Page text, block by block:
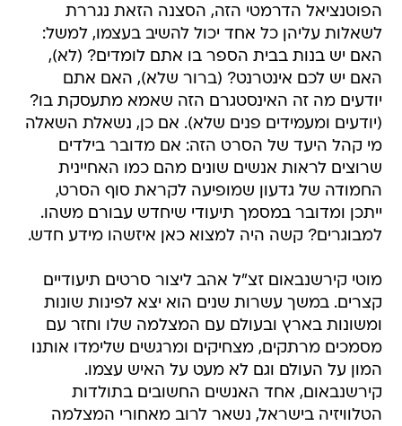
הפוטנציאל הדרמטי הזה, הסצנה הזאת נגררת
לשאלות עליהן כל אחד יכול להשיב בעצמו, למשל:
האם יש בנות בבית הספר בו אתם לומדים? (לא),
האם יש לכם אינטרנט? (ברור שלא), האם אתם
יודעים מה זה האינסטגרם הזה שאמא מתעסקת בו?
(יודעים ומעמידים פנים שלא). אם כן, נשאלת השאלה
מי קהל היעד של הסרט הזה: אם מדובר בילדים
שרוצים לראות אנשים שונים מהם כמו האחיינית
החמודה של גדעון שמופיעה לקראת סוף הסרט,
ייתכן ומדובר במסמך תיעודי שיחדש עבורם משהו.
למבוגרים? קשה היה למצוא כאן איזשהו מידע חדש.
מוטי קירשנבאום זצ"ל אהב ליצור סרטים תיעודיים
קצרים. במשך עשרות שנים הוא יצא לפינות שונות
ומשונות בארץ ובעולם עם המצלמה שלו וחזר עם
מסמכים מרתקים, מצחיקים ומרגשים שלימדו אותנו
המון על העולם וגם לא מעט על האיש עצמו.
קירשנבאום, אחד האנשים החשובים בתולדות
הטלוויזיה בישראל, נשאר לרוב מאחורי המצלמה